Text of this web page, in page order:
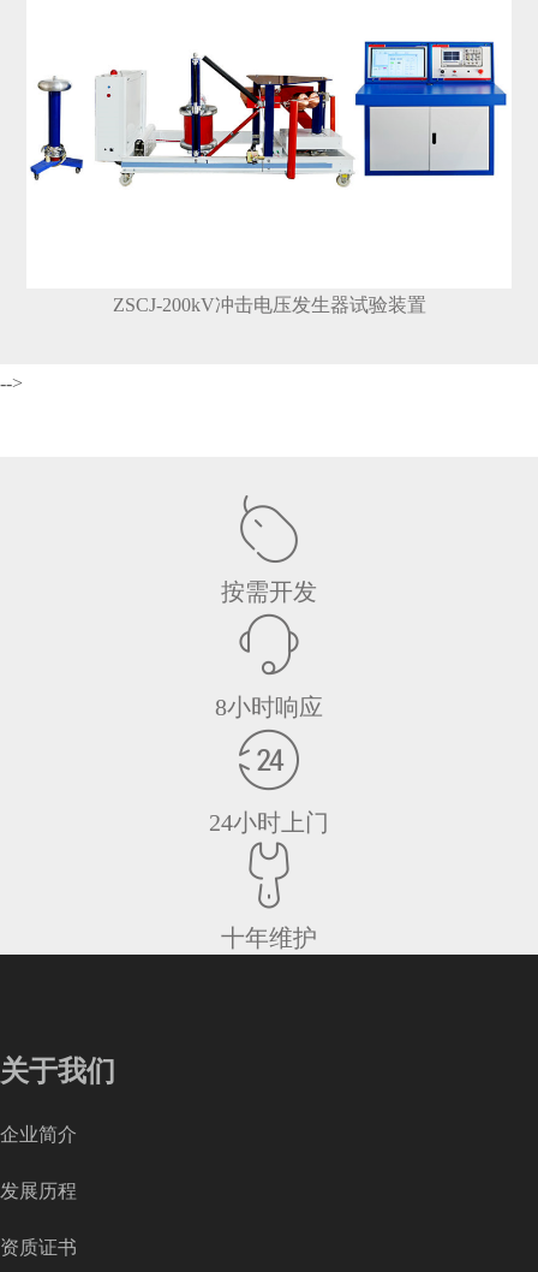
ZSCJ-200kV冲击电压发生器试验装置
-->
按需开发
8小时响应
24小时上门
十年维护
关于我们
企业简介
发展历程
资质证书